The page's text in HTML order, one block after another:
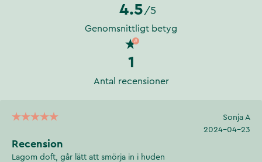
4.5 /5
Genomsnittligt betyg
1
Antal recensioner
Sonja A
2024-04-23
Recension
Lagom doft, går lätt att smörja in i huden